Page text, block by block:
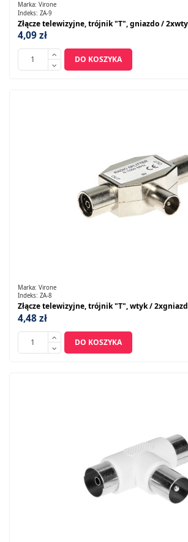
Marka: Virone
Indeks: ZA-9
Złącze telewizyjne, trójnik "T", gniazdo /
4,09 zł
DO KOSZYKA
Marka: Virone
Indeks: ZA-8
Złącze telewizyjne, trójnik "T", wtyk /
4,48 zł
DO KOSZYKA